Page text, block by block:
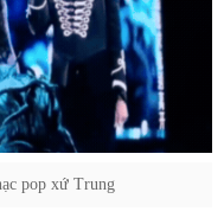
pop xứ Trung